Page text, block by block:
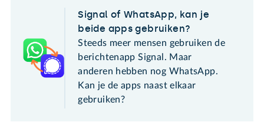
Signal of WhatsApp, kan je
beide apps gebruiken?
Steeds meer mensen gebruiken de
berichtenapp Signal. Maar
anderen hebben nog WhatsApp.
Kan je de apps naast elkaar
gebruiken?